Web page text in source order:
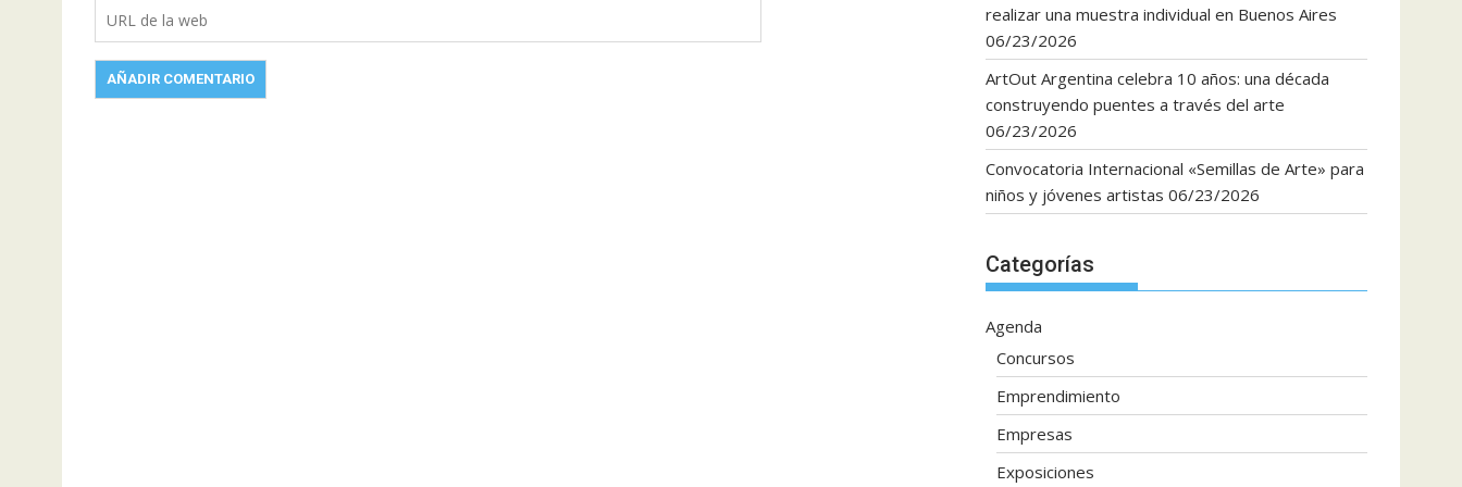
realizar una muestra individual en Buenos Aires
06/23/2026
ArtOut Argentina celebra 10 años: una década
construyendo puentes a través del arte
06/23/2026
Convocatoria Internacional «Semillas de Arte» para
niños y jóvenes artistas 06/23/2026
Categorías
Agenda
Concursos
Emprendimiento
Empresas
Exposiciones